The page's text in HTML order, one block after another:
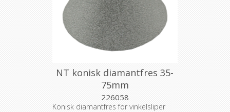
NT konisk diamantfres 35-
75mm
226058
Konisk diamantfres for vinkelsliper